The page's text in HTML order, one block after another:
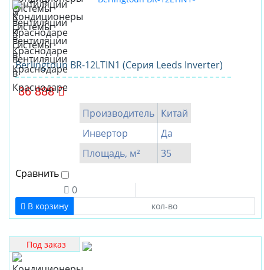
Berlingtoun BR-12LTIN1 (Серия Leeds Inverter)
36 888
Производитель Китай
Инвертор
Да
Площадь, м²
35
Сравнить
0
В корзину
Под заказ